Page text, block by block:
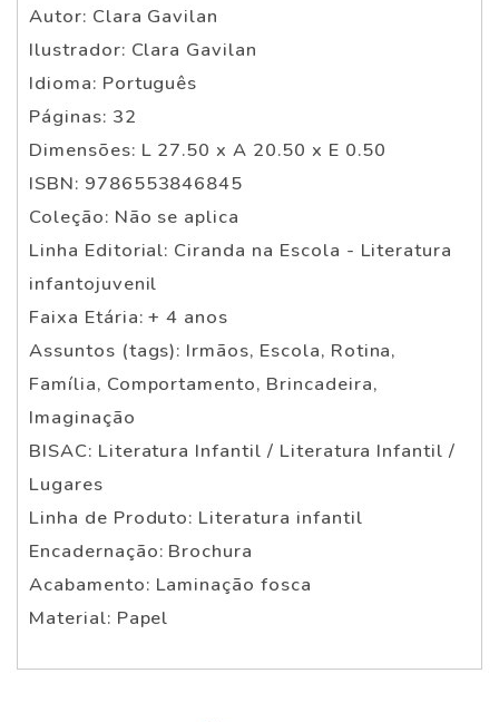
Autor: Clara Gavilan
Ilustrador: Clara Gavilan
Idioma: Português
Páginas: 32
Dimensões: L 27.50 x A 20.50 x E 0.50
ISBN: 9786553846845
Coleção: Não se aplica
Linha Editorial: Ciranda na Escola - Literatura
infantojuvenil
Faixa Etária: + 4 anos
Assuntos (tags): Irmãos, Escola, Rotina,
Família, Comportamento, Brincadeira,
Imaginação
BISAC: Literatura Infantil / Literatura Infantil /
Lugares
Linha de Produto: Literatura infantil
Encadernação: Brochura
Acabamento: Laminação fosca
Material: Papel